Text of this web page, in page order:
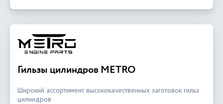
Гильзы цилиндров METRO
Широкий ассортимент высококачественных заготовок гильз
цилиндров